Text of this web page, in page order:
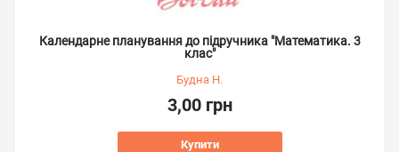
Календарне планування до підручника "Математика. 3
клас"
Будна Н.
3,00 грн
Купити